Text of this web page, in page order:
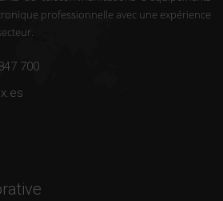
professionnelle avec une expérience
700